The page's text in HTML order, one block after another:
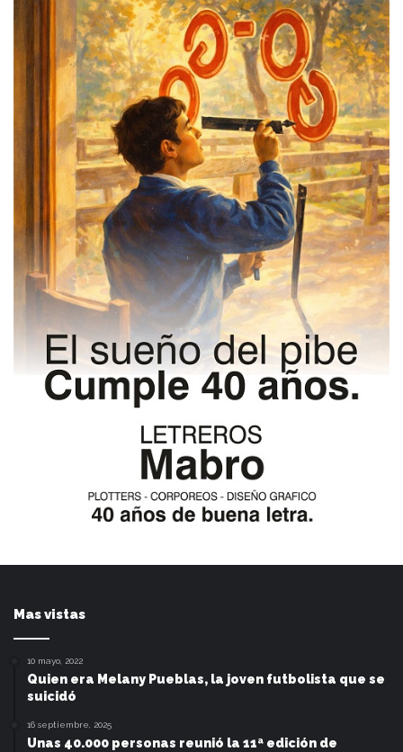
Mas vistas
10 mayo, 2022
Quien era Melany Pueblas, la joven futbolista que se
suicidó
16 septiembre, 2025
Unas 40.000 personas reunió la 11ª edición de